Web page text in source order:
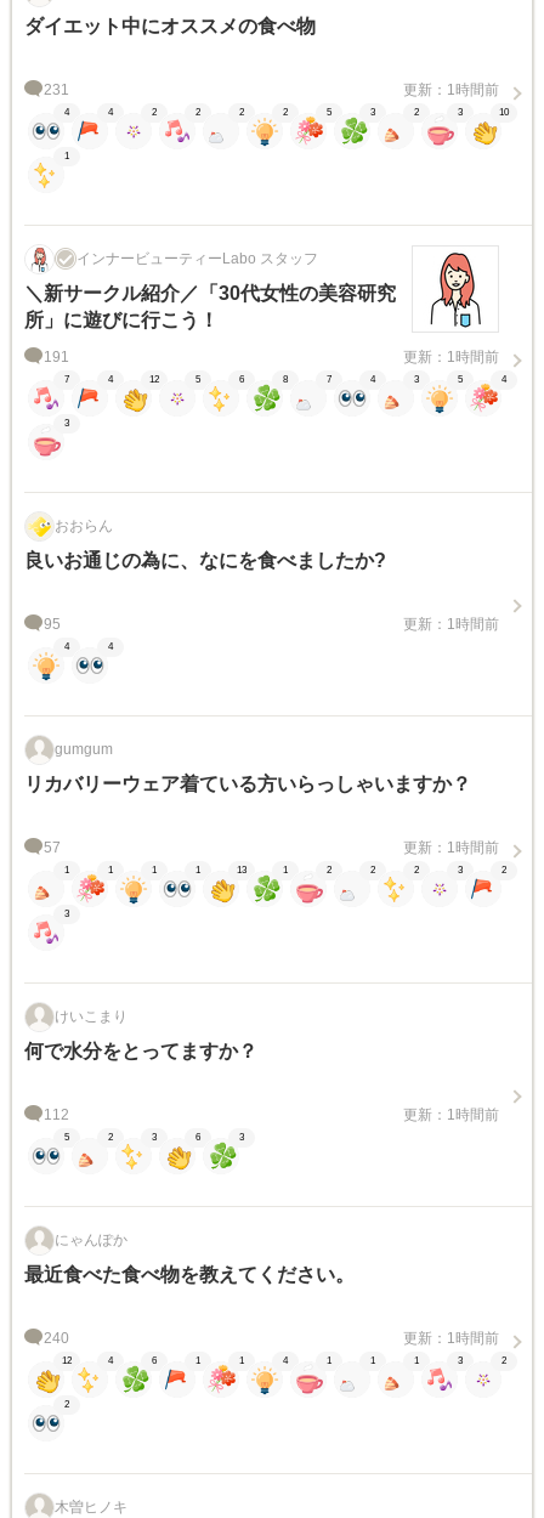
ダイエット中にオススメの食べ物
231 更新：1時間前
4 4 2 2 2 2 5 3 2 3 10
1
インナービューティーLabo スタッフ
＼新サークル紹介／「30代女性の美容研究
所」に遊びに行こう！
191 更新：1時間前
7 4 12 5 6 8 7 4 3 5 4
3
おおらん
良いお通じの為に、なにを食べましたか?
95 更新：1時間前
4 4
gumgum
リカバリーウェア着ている方いらっしゃいますか？
57 更新：1時間前
1 1 1 1 13 1 2 2 2 3 2
3
けいこまり
何で水分をとってますか？
112 更新：1時間前
5 2 3 6 3
にゃんぽか
最近食べた食べ物を教えてください。
240 更新：1時間前
12 4 6 1 1 4 1 1 1 3 2
2
木曽ヒノキ